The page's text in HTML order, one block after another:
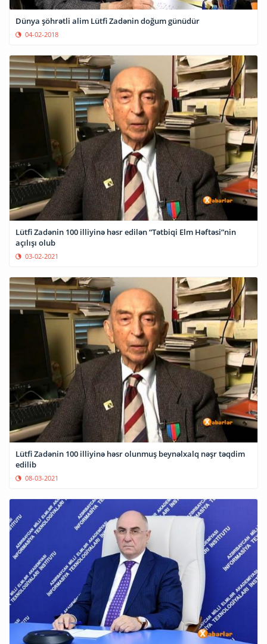
Dünya şöhrətli alim Lütfi Zadənin doğum günüdür
04-02-2018
Lütfi Zadənin 100 illiyinə həsr edilən “Tətbiqi Elm Həftəsi”nin
açılışı olub
03-02-2021
Lütfi Zadənin 100 illiyinə həsr olunmuş beynəlxalq nəşr təqdim
edilib
08-03-2021